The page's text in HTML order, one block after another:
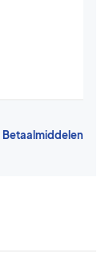
Betaalmiddelen